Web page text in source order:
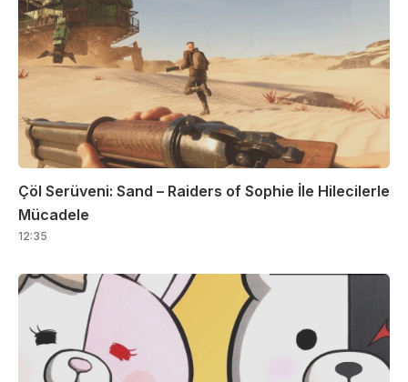
Çöl Serüveni: Sand – Raiders of Sophie İle Hilecilerle
Mücadele
12:35